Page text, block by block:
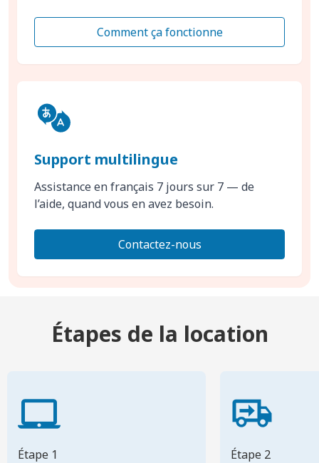
Comment ça fonctionne
Support multilingue
Assistance en français 7 jours sur 7 — de
l’aide, quand vous en avez besoin.
Contactez-nous
Étapes de la location
Étape 1 Étape 2